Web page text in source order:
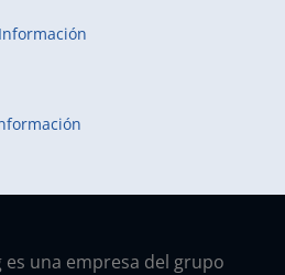
una empresa del grupo